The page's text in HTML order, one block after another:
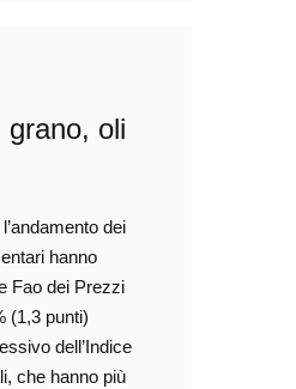
grano, oli
dei
hanno
Fao dei Prezzi
(1,3 punti)
dell’Indice
che hanno più